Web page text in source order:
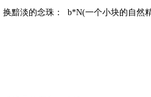
淡的念珠： b*N(一个小块的自然精